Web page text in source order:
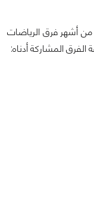
من أشهر فرق الرياضات
الفرق المشاركة أدناه: